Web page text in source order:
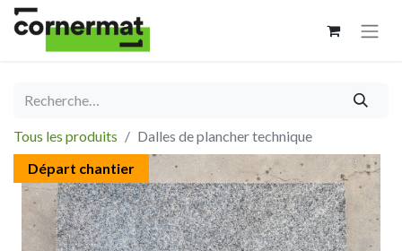
Tous les produits
Dalles de plancher technique
Départ chantier